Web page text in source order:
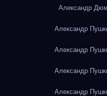
Александр
Александр
Александр
Александр
Александр